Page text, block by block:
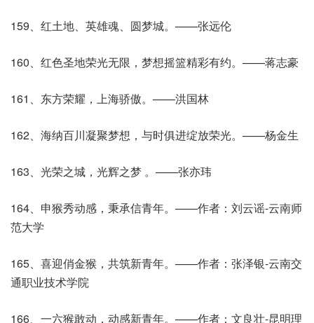
159、红土地、英雄魂、圆梦城。——张远伦
160、红色圣地荣光无限，梦想摇篮精彩有约。——蒋志豪
161、东方荣耀，上海骄傲。——洪国林
162、海纳百川凝聚梦想，与时俱进绽放荣光。——杨金生
163、光荣之城，光辉之梦 。——张亦玮
164、申猴秀动感，秉承信青年。——作者：刘云谣-云南师
范大学
165、喜迎俏金猴，共筑新青年。——作者：张泽银-云南交
通职业技术学院
166、一六猴敢动，动感新青年。——作者：文良壮-昆明理